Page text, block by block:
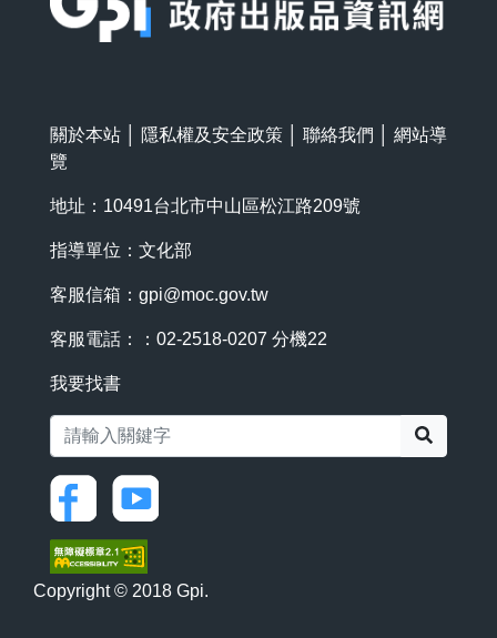
關於本站 隱私權及安全政策 聯絡我們
網站導
覽
地址：10491台北市中山區松江路209號
指導單位：文化部
客服信箱： gpi@moc.gov.tw
客服電話：：02-2518-0207 分機22
我要找書
Copyright © 2018 Gpi.